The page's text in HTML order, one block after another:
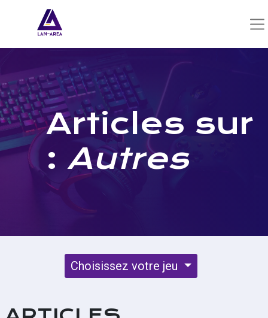
Articles sur
:Autres
Choisissez votre jeu